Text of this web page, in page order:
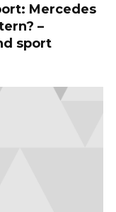
Mercedes
–
sport